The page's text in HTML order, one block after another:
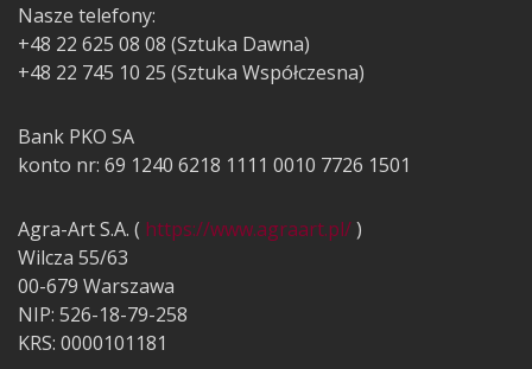
Nasze telefony:
+48 22 625 08 08 (Sztuka Dawna)
+48 22 745 10 25 (Sztuka Współczesna)
Bank PKO SA
konto nr: 69 1240 6218 1111 0010 7726 1501
Agra-Art S.A. ( https://www.agraart.pl/)
Wilcza 55/63
00-679 Warszawa
NIP: 526-18-79-258
KRS: 0000101181